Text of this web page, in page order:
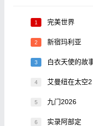
1 完美世界
2 新宿玛利亚
3 白衣天使的故
4 艾曼纽在太空2
5 九门2026
6 实录阿部定